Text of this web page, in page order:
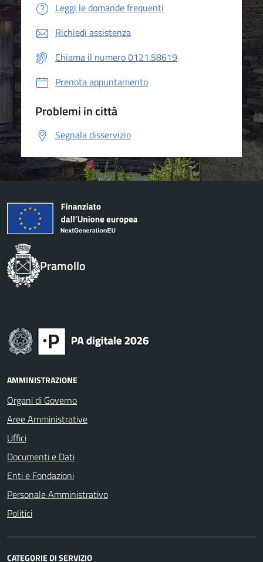
Leggi le domande frequenti
Richiedi assistenza
Chiama il numero 0121.58619
Prenota appuntamento
Problemi in città
Segnala disservizio
Pramollo
AMMINISTRAZIONE
Organi di Governo
Aree Amministrative
Uffici
Documenti e Dati
Enti e Fondazioni
Personale Amministrativo
Politici
CATEGORIE DI SERVIZIO